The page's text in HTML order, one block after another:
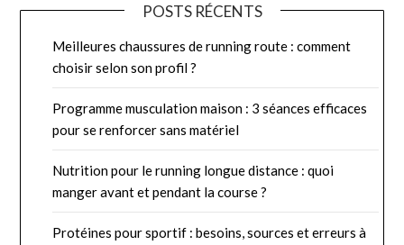
POSTS RÉCENTS
Meilleures chaussures de running route : comment
choisir selon son profil ?
Programme musculation maison : 3 séances efficaces
pour se renforcer sans matériel
Nutrition pour le running longue distance : quoi
manger avant et pendant la course ?
Protéines pour sportif : besoins, sources et erreurs à